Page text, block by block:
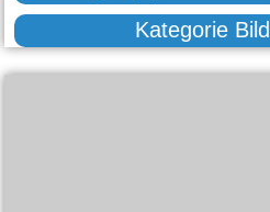
Kategorie